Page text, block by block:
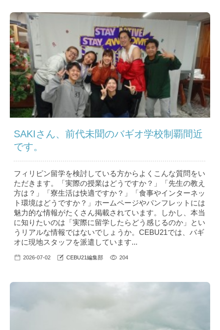
SAKIさん、前代未聞のバギオ学校制覇間近
です。
フィリピン留学を検討している方からよくこんな質問をい
ただきます。「実際の授業はどうですか？」「先生の教え
方は？」「寮生活は快適ですか？」「食事やインターネッ
ト環境はどうですか？」ホームページやパンフレットには
魅力的な情報がたくさん掲載されています。しかし、本当
に知りたいのは「実際に留学したらどう感じるのか」とい
うリアルな情報ではないでしょうか。CEBU21では、バギ
オに現地スタッフを派遣しています...
2026-07-02 CEBU21編集部 204